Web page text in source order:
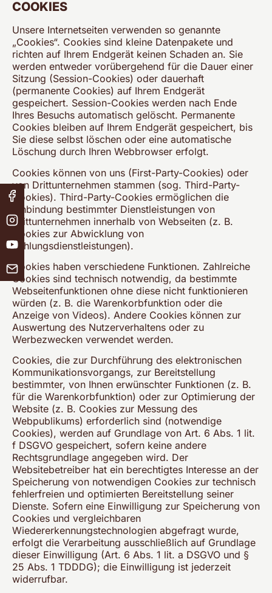
COOKIES
Unsere Internetseiten verwenden so genannte
„Cookies“. Cookies sind kleine Datenpakete und
richten auf Ihrem Endgerät keinen Schaden an. Sie
werden entweder vorübergehend für die Dauer einer
Sitzung (Session-Cookies) oder dauerhaft
(permanente Cookies) auf Ihrem Endgerät
gespeichert. Session-Cookies werden nach Ende
Ihres Besuchs automatisch gelöscht. Permanente
Cookies bleiben auf Ihrem Endgerät gespeichert, bis
Sie diese selbst löschen oder eine automatische
Löschung durch Ihren Webbrowser erfolgt.
Cookies können von uns (First-Party-Cookies) oder
von Drittunternehmen stammen (sog. Third-Party-
Cookies). Third-Party-Cookies ermöglichen die
Einbindung bestimmter Dienstleistungen von
Drittunternehmen innerhalb von Webseiten (z. B.
Cookies zur Abwicklung von
Zahlungsdienstleistungen).
Cookies haben verschiedene Funktionen. Zahlreiche
Cookies sind technisch notwendig, da bestimmte
Webseitenfunktionen ohne diese nicht funktionieren
würden (z. B. die Warenkorbfunktion oder die
Anzeige von Videos). Andere Cookies können zur
Auswertung des Nutzerverhaltens oder zu
Werbezwecken verwendet werden.
Cookies, die zur Durchführung des elektronischen
Kommunikationsvorgangs, zur Bereitstellung
bestimmter, von Ihnen erwünschter Funktionen (z. B.
für die Warenkorbfunktion) oder zur Optimierung der
Website (z. B. Cookies zur Messung des
Webpublikums) erforderlich sind (notwendige
Cookies), werden auf Grundlage von Art. 6 Abs. 1 lit.
f DSGVO gespeichert, sofern keine andere
Rechtsgrundlage angegeben wird. Der
Websitebetreiber hat ein berechtigtes Interesse an der
Speicherung von notwendigen Cookies zur technisch
fehlerfreien und optimierten Bereitstellung seiner
Dienste. Sofern eine Einwilligung zur Speicherung von
Cookies und vergleichbaren
Wiedererkennungstechnologien abgefragt wurde,
erfolgt die Verarbeitung ausschließlich auf Grundlage
dieser Einwilligung (Art. 6 Abs. 1 lit. a DSGVO und §
25 Abs. 1 TDDDG); die Einwilligung ist jederzeit
widerrufbar.